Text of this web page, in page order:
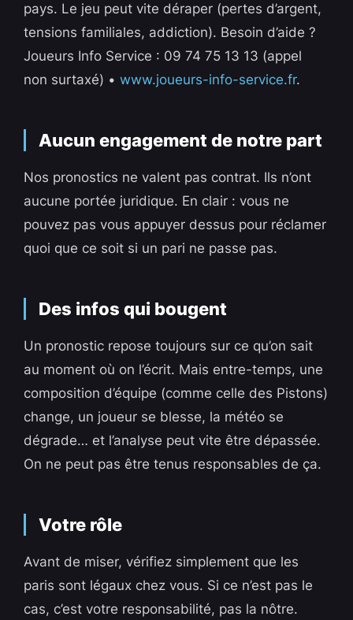
pays. Le jeu peut vite déraper (pertes d’argent,
tensions familiales, addiction). Besoin d’aide ?
Joueurs Info Service : 09 74 75 13 13 (appel
non surtaxé) •www.joueurs-info-service.fr.
Aucun engagement de notre part
Nos pronostics ne valent pas contrat. Ils n’ont
aucune portée juridique. En clair : vous ne
pouvez pas vous appuyer dessus pour réclamer
quoi que ce soit si un pari ne passe pas.
Des infos qui bougent
Un pronostic repose toujours sur ce qu’on sait
au moment où on l’écrit. Mais entre-temps, une
composition d’équipe (comme celle des Pistons)
change, un joueur se blesse, la météo se
dégrade… et l’analyse peut vite être dépassée.
On ne peut pas être tenus responsables de ça.
Votre rôle
Avant de miser, vérifiez simplement que les
paris sont légaux chez vous. Si ce n’est pas le
cas, c’est votre responsabilité, pas la nôtre.